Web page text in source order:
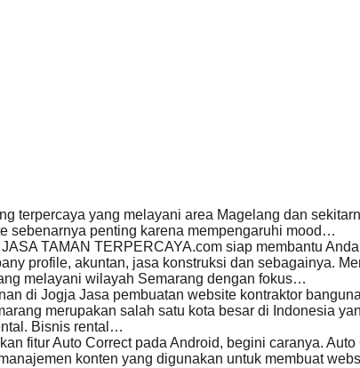
terpercaya yang melayani area Magelang dan
sebenarnya penting karena mempengaruhi mood…
TAMAN TERPERCAYA.com siap membantu
profile, akuntan, jasa konstruksi dan sebagainya.
melayani wilayah Semarang dengan fokus…
di Jogja Jasa pembuatan website kontraktor
merupakan salah satu kota besar di Indonesia
Bisnis rental…
fitur Auto Correct pada Android, begini caranya.
konten yang digunakan untuk membuat